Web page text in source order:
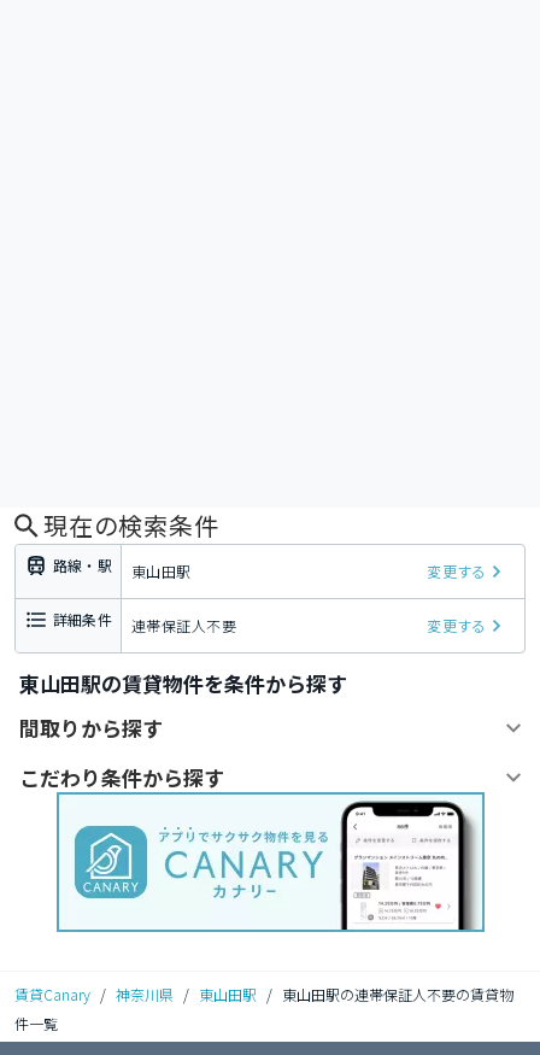
現在の検索条件
路線・駅 東山田駅 変更する
詳細条件 連帯保証人不要 変更する
東山田駅の賃貸物件を条件から探す
間取りから探す
こだわり条件から探す
賃貸Canary / 神奈川県 / 東山田駅 / 東山田駅の連帯保証人不要の賃貸物
件一覧